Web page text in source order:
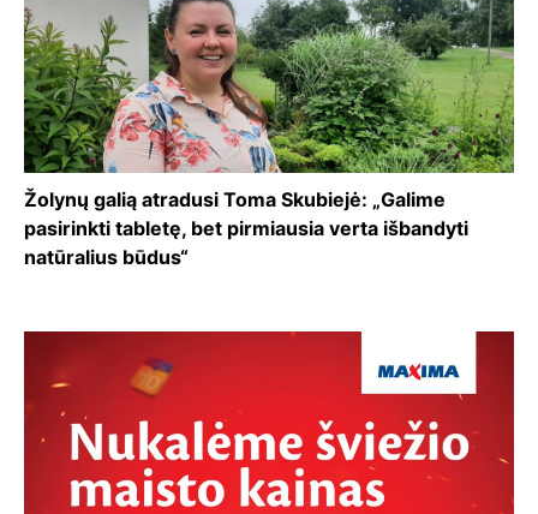
Žolynų galią atradusi Toma Skubiejė: „Galime
pasirinkti tabletę, bet pirmiausia verta išbandyti
natūralius būdus“